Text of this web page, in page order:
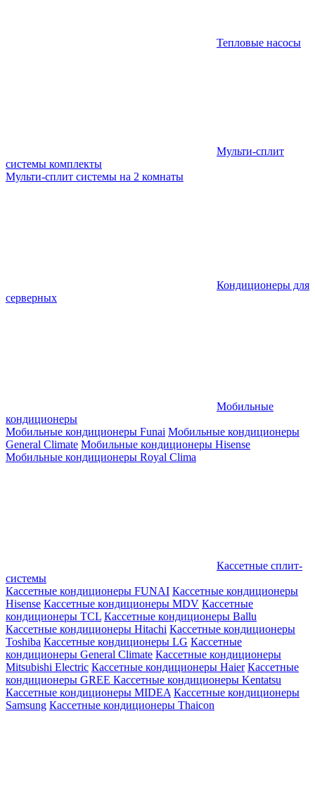
Тепловые насосы
Мульти-сплит
системы комплекты
Мульти-сплит системы на 2 комнаты
Кондиционеры для
серверных
Мобильные
кондиционеры
Мобильные кондиционеры Funai Мобильные кондиционеры
General Climate Мобильные кондиционеры Hisense
Мобильные кондиционеры Royal Clima
Кассетные сплит-
системы
Кассетные кондиционеры FUNAI Кассетные кондиционеры
Hisense Кассетные кондиционеры MDV Кассетные
кондиционеры TCL Кассетные кондиционеры Ballu
Кассетные кондиционеры Hitachi Кассетные кондиционеры
Toshiba Кассетные кондиционеры LG Кассетные
кондиционеры General Climate Кассетные кондиционеры
Mitsubishi Electric Кассетные кондиционеры Haier Кассетные
кондиционеры GREE Кассетные кондиционеры Kentatsu
Кассетные кондиционеры MIDEA Кассетные кондиционеры
Samsung Кассетные кондиционеры Thaicon